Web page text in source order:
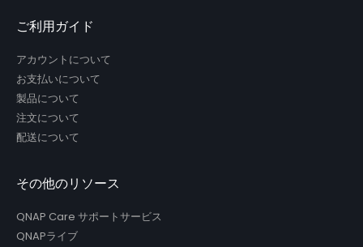
ご利用ガイド
アカウントについて
お支払いについて
製品について
注文について
配送について
その他のリソース
QNAP Care サポートサービス
QNAPライブ